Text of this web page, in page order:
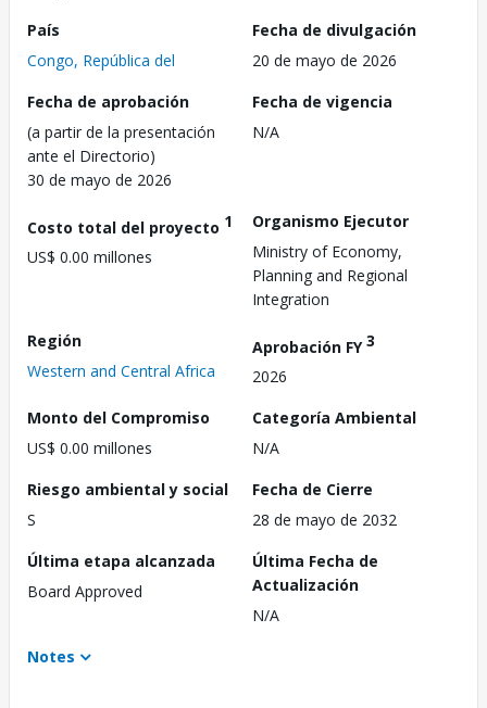
País
Congo, República del
Fecha de divulgación
20 de mayo de 2026
Fecha de aprobación
(a partir de la presentación
ante el Directorio)
30 de mayo de 2026
Fecha de vigencia
N/A
Costo total del proyecto 1
US$ 0.00 millones
Organismo Ejecutor
Ministry of Economy,
Planning and Regional
Integration
Región
Western and Central Africa
Aprobación FY3
2026
Monto del Compromiso
US$ 0.00 millones
Categoría Ambiental
N/A
Riesgo ambiental y social
S
Fecha de Cierre
28 de mayo de 2032
Última etapa alcanzada
Board Approved
Última Fecha de
Actualización
N/A
Notes